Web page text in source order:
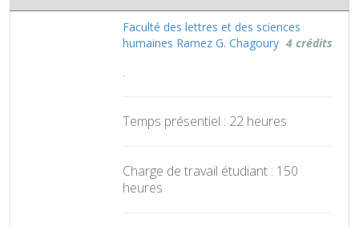
Faculté des lettres et des sciences
humaines Ramez G. Chagoury 4 crédits
.
Temps présentiel : 22 heures
Charge de travail étudiant : 150
heures